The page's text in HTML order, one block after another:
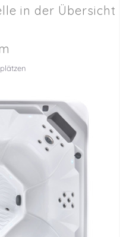
in der Übersicht